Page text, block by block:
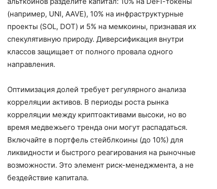
(например, UNI, AAVE), 10% на инфраструктурные
проекты (SOL, DOT) и 5% на мемкоины, признавая их
спекулятивную природу. Диверсификация внутри
классов защищает от полного провала одного
направления.
Оптимизация долей требует регулярного анализа
корреляции активов. В периоды роста рынка
корреляции между криптоактивами высоки, но во
время медвежьего тренда они могут распадаться.
Включайте в портфель стейблкоины (до 10%) для
ликвидности и быстрого реагирования на рыночные
возможности. Это элемент риск-менеджмента, а не
бездействие капитала.